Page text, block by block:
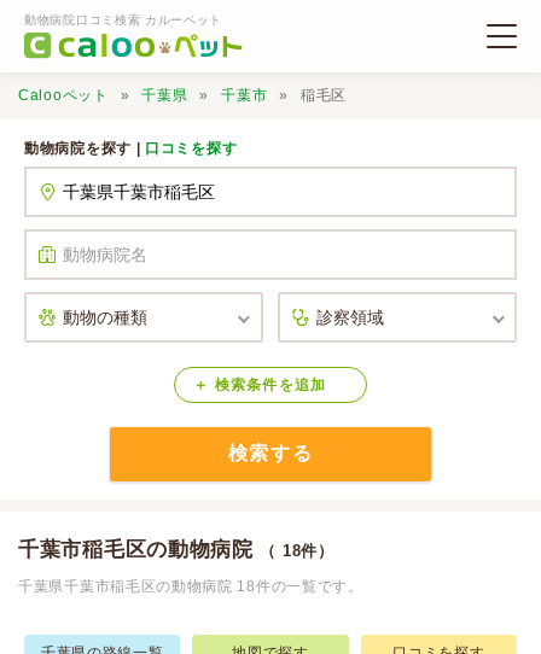
動物病院口コミ検索 カルーペット
口コミ検索
Calooペットとは？
Calooペット 千葉県 千葉市 稲毛区
動物病院を探す | 口コミを探す
検索条件 を追加
検索する
千葉市稲毛区の動物病院 （ 18件）
千葉県千葉市稲毛区の動物病院 18件の一覧です。